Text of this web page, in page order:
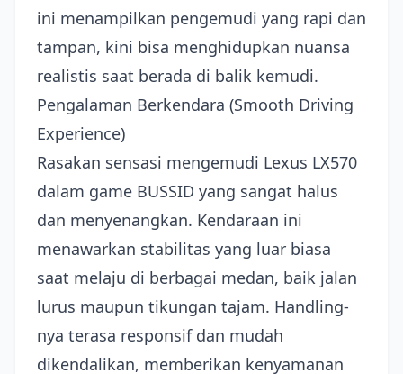
ini menampilkan pengemudi yang rapi dan
tampan, kini bisa menghidupkan nuansa
realistis saat berada di balik kemudi.
Pengalaman Berkendara (Smooth Driving
Experience)
Rasakan sensasi mengemudi Lexus LX570
dalam game BUSSID yang sangat halus
dan menyenangkan. Kendaraan ini
menawarkan stabilitas yang luar biasa
saat melaju di berbagai medan, baik jalan
lurus maupun tikungan tajam. Handling-
nya terasa responsif dan mudah
dikendalikan, memberikan kenyamanan